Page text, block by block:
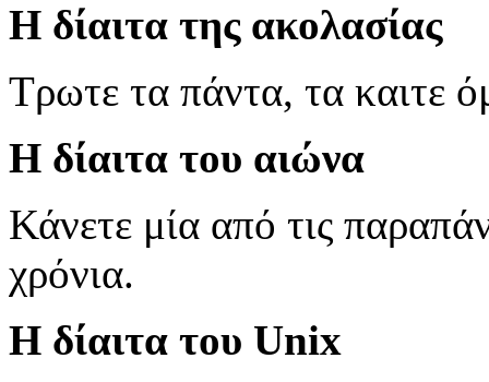
Η δίαιτα της ακολασίας
Τρωτε τα πάντα, τα καιτε
Η δίαιτα του αιώνα
Κάνετε μία από τις
χρόνια.
Η δίαιτα του Unix